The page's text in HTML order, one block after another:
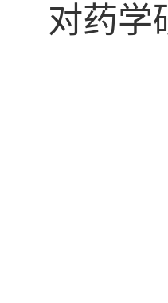
对药学